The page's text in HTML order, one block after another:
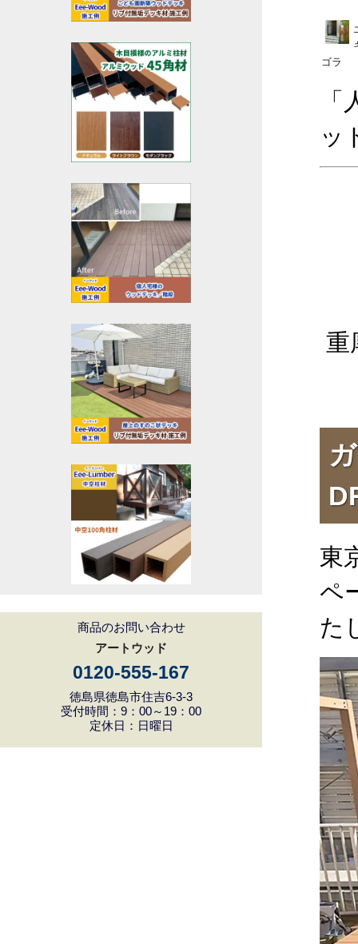
商品のお問い合わせ
アートウッド
0120-555-167
徳島県徳島市住吉6-3-3
受付時間：9：00～19：00
定休日：日曜日
ゴラ
ッ
重
東
ペ
た